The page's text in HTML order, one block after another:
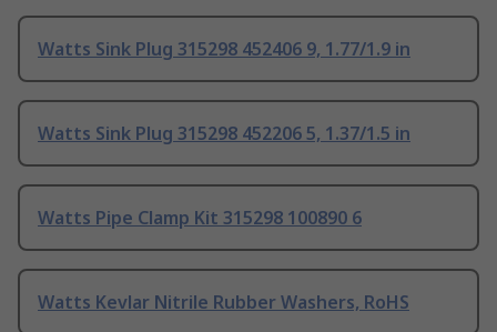
Watts Sink Plug 315298 452406 9, 1.77/1.9 in
Watts Sink Plug 315298 452206 5, 1.37/1.5 in
Watts Pipe Clamp Kit 315298 100890 6
Watts Kevlar Nitrile Rubber Washers, RoHS